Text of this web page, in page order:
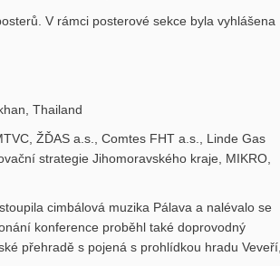
V rámci posterové sekce byla vyhlášena
Thailand
ŽĎAS a.s., Comtes FHT a.s., Linde Gas
strategie Jihomoravského kraje, MIKRO,
cimbálová muzika Pálava a nalévalo se
konference proběhl také doprovodný
přehradě s pojená s prohlídkou hradu Veveří,